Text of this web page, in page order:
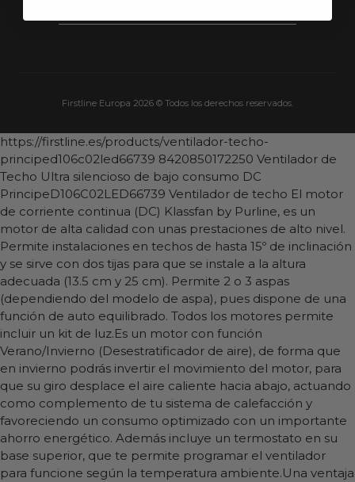
Firstline Europa 2026 © Todos los derechos reservados.
https://firstline.es/products/ventilador-techo-
principed106c02led66739 8420850172250 Ventilador de
Techo Ultra silencioso de bajo consumo DC
PrincipeD106C02LED66739 Ventilador de techo El motor
de corriente continua (DC) Klassfan by Purline, es un
motor de alta calidad con unas prestaciones de alto nivel.
Permite instalaciones en techos de hasta 15º de inclinación
y se sirve con dos tijas para que se instale a la altura
adecuada (13.5 cm y 25 cm). Permite 2 o 3 aspas
(dependiendo del modelo de aspa), pues dispone de una
función de auto equilibrado. Todos los motores permite
incluir un kit de luz.Es un motor con función
Verano/Invierno (Desestratificador de aire), de forma que
en invierno podrás invertir el movimiento del motor, para
que su giro desplace el aire caliente hacia abajo, actuando
como complemento de tu sistema de calefacción y
favoreciendo un consumo optimizado con un importante
ahorro energético. Además incluye un termostato en su
base superior, que te permite programar el ventilador
para funcione según la temperatura ambiente.Una ventaja